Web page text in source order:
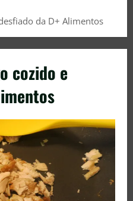
da D+ Alimentos
cozido e